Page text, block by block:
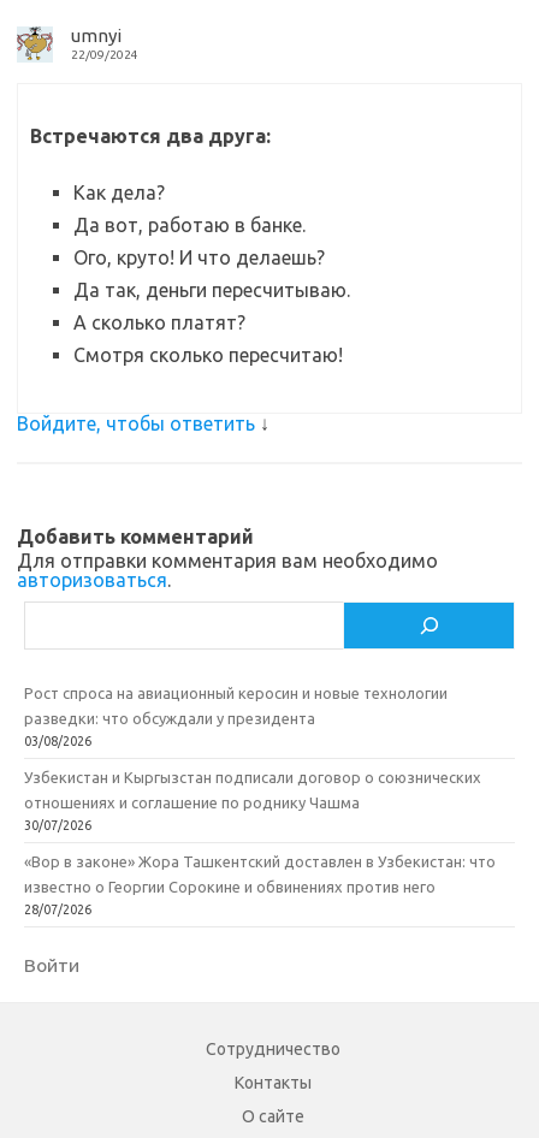
umnyi
22/09/2024
Встречаются два друга:
Как дела?
Да вот, работаю в банке.
Ого, круто! И что делаешь?
Да так, деньги пересчитываю.
А сколько платят?
Смотря сколько пересчитаю!
Войдите, чтобы ответить ↓
Добавить комментарий
Для отправки комментария вам необходимо
авторизоваться
Рост спроса на авиационный керосин и новые технологии
разведки: что обсуждали у президента
03/08/2026
Узбекистан и Кыргызстан подписали договор о союзнических
отношениях и соглашение по роднику Чашма
30/07/2026
«Вор в законе» Жора Ташкентский доставлен в Узбекистан: что
известно о Георгии Сорокине и обвинениях против него
28/07/2026
Войти
Сотрудничество
Контакты
О сайте